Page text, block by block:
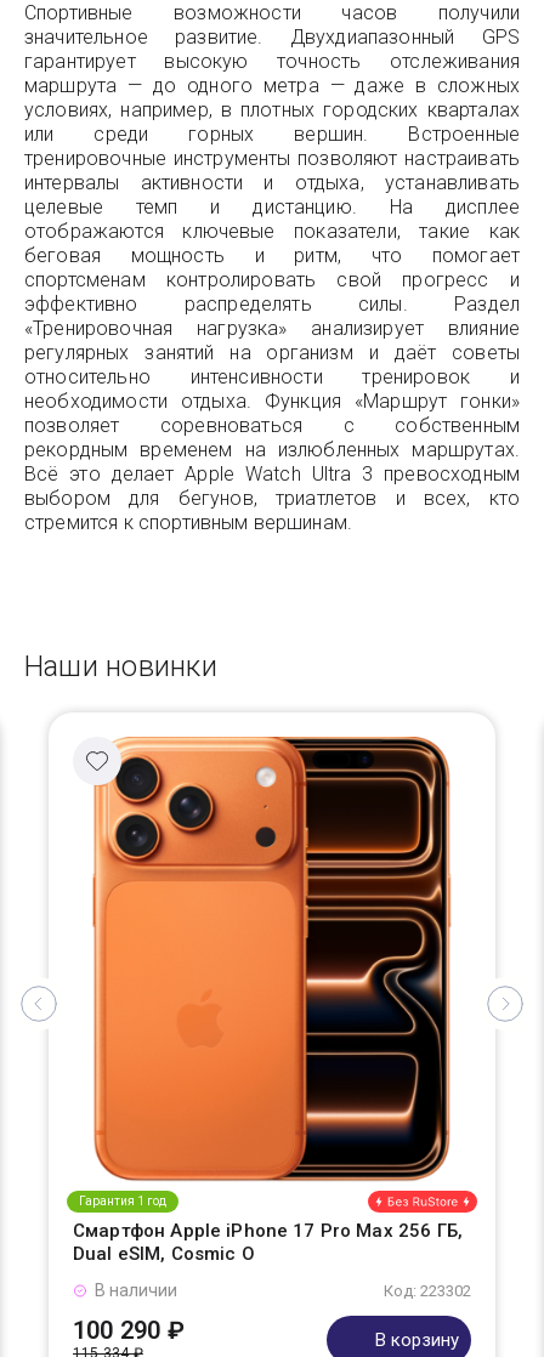
Спортивные возможности часов получили
значительное развитие. Двухдиапазонный GPS
гарантирует высокую точность отслеживания
маршрута — до одного метра — даже в сложных
условиях, например, в плотных городских кварталах
или среди горных вершин. Встроенные
тренировочные инструменты позволяют настраивать
интервалы активности и отдыха, устанавливать
целевые темп и дистанцию. На дисплее
отображаются ключевые показатели, такие как
беговая мощность и ритм, что помогает
спортсменам контролировать свой прогресс и
эффективно распределять силы. Раздел
«Тренировочная нагрузка» анализирует влияние
регулярных занятий на организм и даёт советы
относительно интенсивности тренировок и
необходимости отдыха. Функция «Маршрут гонки»
позволяет соревноваться с собственным
рекордным временем на излюбленных маршрутах.
Всё это делает Apple Watch Ultra 3 превосходным
выбором для бегунов, триатлетов и всех, кто
стремится к спортивным вершинам.
Наши новинки
Гарантия 1 год
Смартфон Apple iPhone 17 Pro Max 256 ГБ,
Dual eSIM, Cosmic O
Код: 223302
В наличии
100 290 ₽
115 334 ₽
В корзину